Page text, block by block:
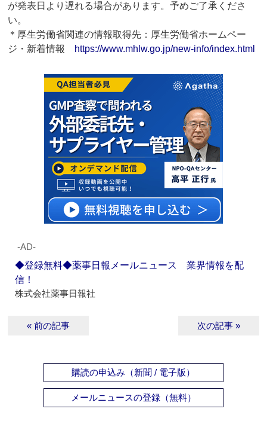
が発表日より遅れる場合があります。予めご了承くださ
い。
＊厚生労働省関連の情報取得先：厚生労働省ホームペー
ジ・新着情報 https://www.mhlw.go.jp/new-info/index.html
‐AD‐
◆登録無料◆薬事日報メールニュース 業界情報を配
信！
株式会社薬事日報社
« 前の記事 次の記事 »
購読の申込み（新聞 / 電子版）
メールニュースの登録（無料）